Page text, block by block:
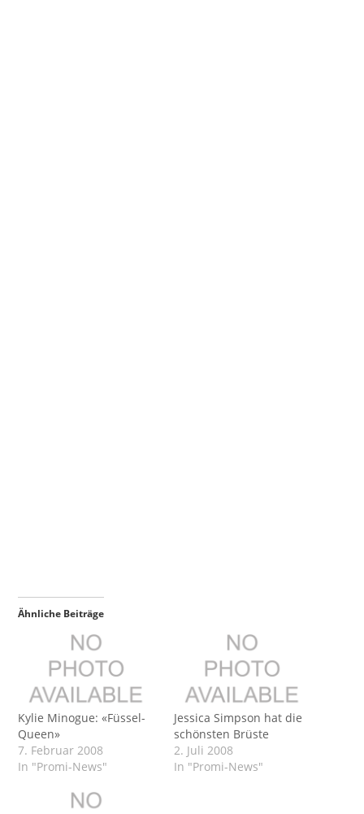
Ähnliche Beiträge
Kylie Minogue: «Füssel-
Queen»
7. Februar 2008
In "Promi-News"
Jessica Simpson hat die
schönsten Brüste
2. Juli 2008
In "Promi-News"